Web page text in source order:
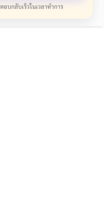
ตอบกลับเร็วในเวลาทำการ